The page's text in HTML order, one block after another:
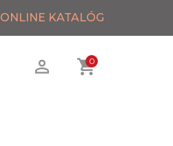
ONLINE KATALÓG
0